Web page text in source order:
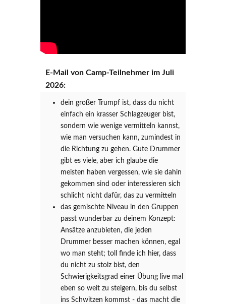
E-Mail von Camp-Teilnehmer im Juli
2026:
dein großer Trumpf ist, dass du nicht
einfach ein krasser Schlagzeuger bist,
sondern wie wenige vermitteln kannst,
wie man versuchen kann, zumindest in
die Richtung zu gehen. Gute Drummer
gibt es viele, aber ich glaube die
meisten haben vergessen, wie sie dahin
gekommen sind oder interessieren sich
schlicht nicht dafür, das zu vermitteln
das gemischte Niveau in den Gruppen
passt wunderbar zu deinem Konzept:
Ansätze anzubieten, die jeden
Drummer besser machen können, egal
wo man steht; toll finde ich hier, dass
du nicht zu stolz bist, den
Schwierigkeitsgrad einer Übung live mal
eben so weit zu steigern, bis du selbst
ins Schwitzen kommst - das macht die